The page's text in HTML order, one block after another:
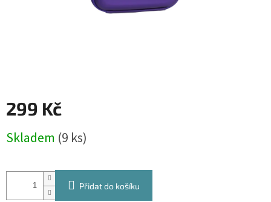
299 Kč
cena:
Skladem (9 ks)
Přidat do košíku